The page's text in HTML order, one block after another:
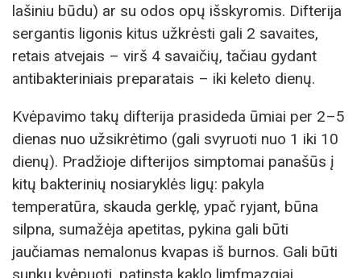
lašiniu būdu) ar su odos opų išskyromis. Difterija
sergantis ligonis kitus užkrėsti gali 2 savaites,
retais atvejais – virš 4 savaičių, tačiau gydant
antibakteriniais preparatais – iki keleto dienų.
Kvėpavimo takų difterija prasideda ūmiai per 2–5
dienas nuo užsikrėtimo (gali svyruoti nuo 1 iki 10
dienų). Pradžioje difterijos simptomai panašūs į
kitų bakterinių nosiaryklės ligų: pakyla
temperatūra, skauda gerklę, ypač ryjant, būna
silpna, sumažėja apetitas, pykina gali būti
jaučiamas nemalonus kvapas iš burnos. Gali būti